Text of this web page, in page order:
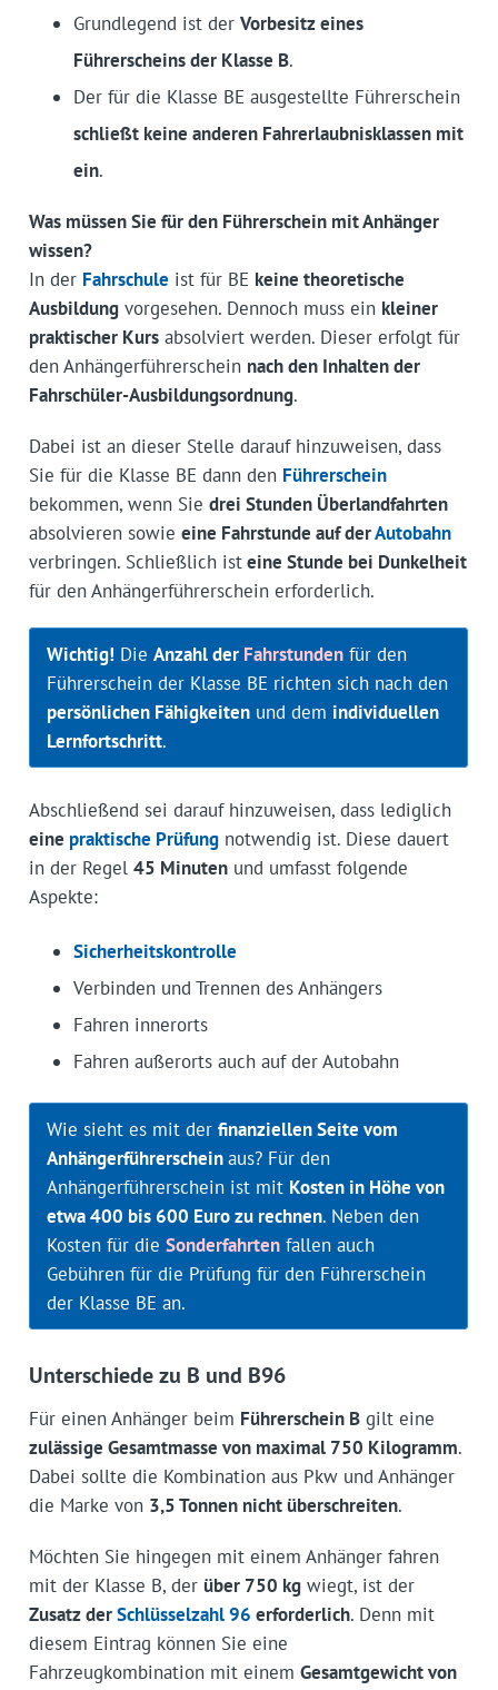
Grundlegend ist der Vorbesitz eines
Führerscheins der Klasse B.
Der für die Klasse BE ausgestellte Führerschein
schließt keine anderen Fahrerlaubnisklassen mit
ein.
Was müssen Sie für den Führerschein mit Anhänger
wissen?
In der Fahrschule ist für BE keine theoretische
Ausbildungvorgesehen. Dennoch muss ein kleiner
praktischer Kursabsolviert werden. Dieser erfolgt für
den Anhängerführerschein nach den Inhalten der
Fahrschüler-Ausbildungsordnung.
Dabei ist an dieser Stelle darauf hinzuweisen, dass
Sie für die Klasse BE dann den Führerschein
bekommen, wenn Sie drei Stunden Überlandfahrten
absolvieren sowie eine Fahrstunde auf derAutobahn
verbringen. Schließlich isteine Stunde bei Dunkelheit
für den Anhängerführerschein erforderlich.
Wichtig! Die Anzahl der Fahrstundenfür den
Führerschein der Klasse BE richten sich nach den
persönlichen Fähigkeitenund dem individuellen
Lernfortschritt.
Abschließend sei darauf hinzuweisen, dass lediglich
eine praktische Prüfungnotwendig ist. Diese dauert
in der Regel 45 Minutenund umfasst folgende
Aspekte:
Sicherheitskontrolle
Verbinden und Trennen des Anhängers
Fahren innerorts
Fahren außerorts auch auf der Autobahn
Wie sieht es mit der finanziellen Seite vom
Anhängerführerscheinaus? Für den
Anhängerführerschein ist mit Kosten in Höhe von
etwa 400 bis 600 Euro zu rechnen. Neben den
Kosten für die Sonderfahrtenfallen auch
Gebühren für die Prüfung für den Führerschein
der Klasse BE an.
Unterschiede zu B und B96
Für einen Anhänger beim Führerschein Bgilt eine
zulässige Gesamtmasse von maximal 750 Kilogramm.
Dabei sollte die Kombination aus Pkw und Anhänger
die Marke von 3,5 Tonnen nicht überschreiten.
Möchten Sie hingegen mit einem Anhänger fahren
mit der Klasse B, der über 750 kgwiegt, ist der
Zusatz derSchlüsselzahl 96 erforderlich. Denn mit
diesem Eintrag können Sie eine
Fahrzeugkombination mit einem Gesamtgewicht von